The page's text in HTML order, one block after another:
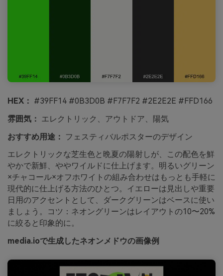
HEX： #39FF14 #0B3D0B #F7F7F2 #2E2E2E #FFD166
雰囲気： エレクトリック、アウトドア、陽気
おすすめ用途：
フェスティバルポスターのデザイン
エレクトリックな芝生色と晩夏の陽射しが、この配色を鮮
やかで新鮮、ややワイルドに仕上げます。明るいグリーン
×チャコール×オフホワイトの組み合わせはもっとも手軽に
現代的に仕上げる方法のひとつ。イエローは見出しや重要
日用のアクセントとして、ダークグリーンはベースに使い
ましょう。コツ：ネオングリーンはレイアウトの10〜20%
に絞ると印象的に。
media.ioで生成したネオンメドウの画像例